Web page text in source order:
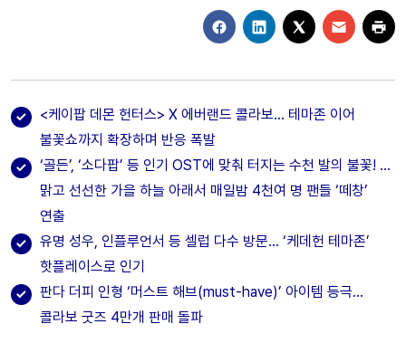
<케이팝 데몬 헌터스> X 에버랜드 콜라보… 테마존 이어
불꽃쇼까지 확장하며 반응 폭발
‘골든’, ‘소다팝’ 등 인기 OST에 맞춰 터지는 수천 발의 불꽃! …
맑고 선선한 가을 하늘 아래서 매일밤 4천여 명 팬들 ‘떼창’
연출
유명 성우, 인플루언서 등 셀럽 다수 방문… ‘케데헌 테마존’
핫플레이스로 인기
판다 더피 인형 ‘머스트 해브(must-have)’ 아이템 등극…
콜라보 굿즈 4만개 판매 돌파